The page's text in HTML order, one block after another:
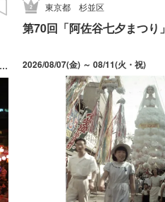
東京都杉並区
第70回「阿佐谷七夕まつり」
2026/08/07(金) ～ 08/11(火・祝)